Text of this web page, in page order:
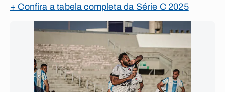
+ Confira a tabela completa da Série C 2025